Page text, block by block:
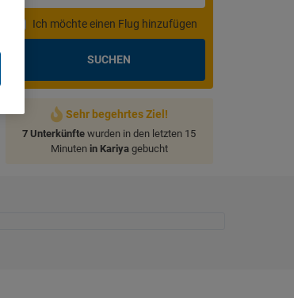
Ich möchte einen Flug hinzufügen
SUCHEN
Sehr begehrtes Ziel!
7 Unterkünfte wurden in den letzten 15
Minutenin Kariyagebucht